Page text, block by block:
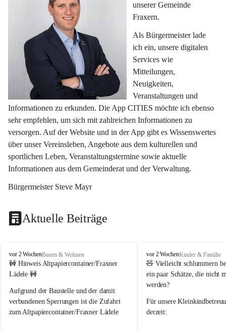
unserer Gemeinde
Fraxern.
Als Bürgermeister lade
ich ein, unsere digitalen
Services wie
Mitteilungen,
Neuigkeiten,
Veranstaltungen und
Informationen zu erkunden. Die App CITIES möchte ich ebenso
sehr empfehlen, um sich mit zahlreichen Informationen zu
versorgen. Auf der Website und in der App gibt es Wissenswertes
über unser Vereinsleben, Angebote aus dem kulturellen und
sportlichen Leben, Veranstaltungstermine sowie aktuelle
Informationen aus dem Gemeinderat und der Verwaltung.
Bürgermeister Steve Mayr
Aktuelle Beiträge
F
r
a
e
r
n
vor 2 WochenBauen & Wohnen
🚧 Hinweis Altpapiercontainer/Fraxner
Lädele 🚧
Aufgrund der Baustelle und der damit
verbundenen Sperrungen ist die Zufahrt
zum Altpapiercontainer/Fraxner Lädele
F
r
a
x
r
n
vor 2 WochenKinder & Familie
🧸 Vielleicht schlummern
ein paar Schätze, die nicht
werden?
Für unsere
derzeit: